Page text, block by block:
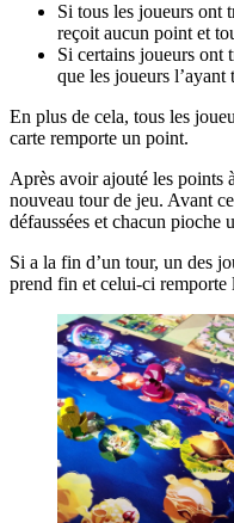
Si tous les joueurs ont
reçoit aucun point et
Si certains joueurs ont
que les joueurs
En plus de cela, tous les
carte remporte un point.
Après avoir ajouté les points
nouveau tour de jeu. Avant
défaussées et chacun pioche
Si a la fin d’un tour, un des
prend fin et celui-ci remporte